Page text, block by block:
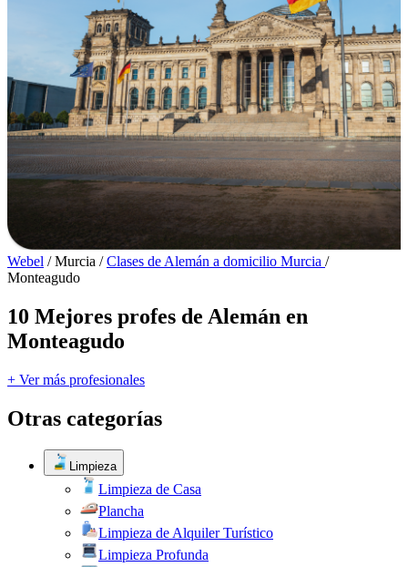
Webel / Murcia / Clases de Alemán a domicilio Murcia /
Monteagudo
10 Mejores profes de Alemán en
Monteagudo
+ Ver más profesionales
Otras categorías
Limpieza
Limpieza de Casa
Plancha
Limpieza de Alquiler Turístico
Limpieza Profunda